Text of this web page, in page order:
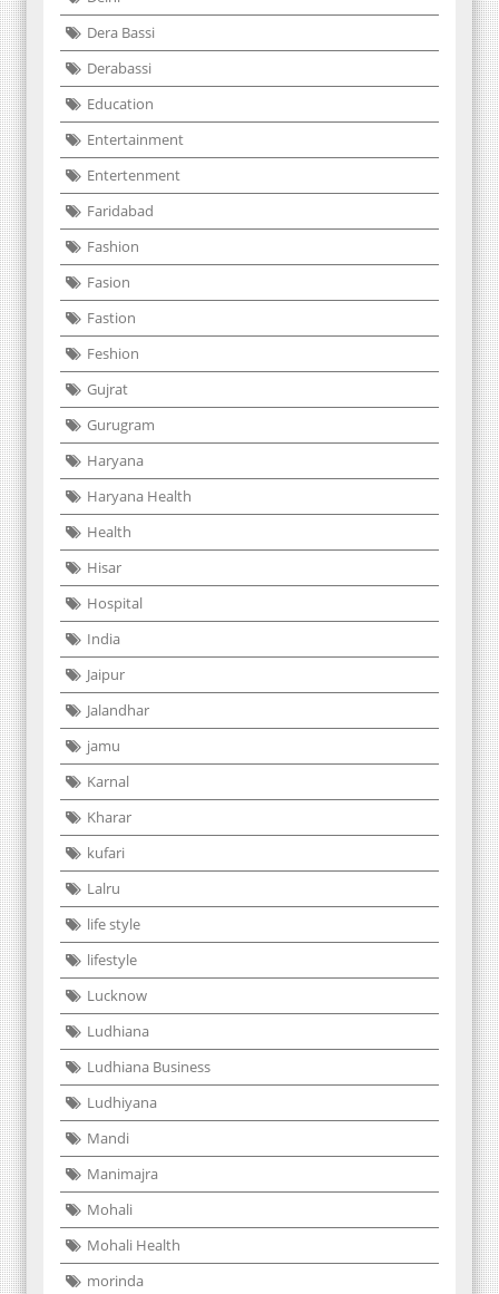
Dera Bassi
Derabassi
Education
Entertainment
Entertenment
Faridabad
Fashion
Fasion
Fastion
Feshion
Gujrat
Gurugram
Haryana
Haryana Health
Health
Hisar
Hospital
India
Jaipur
Jalandhar
jamu
Karnal
Kharar
kufari
Lalru
life style
lifestyle
Lucknow
Ludhiana
Ludhiana Business
Ludhiyana
Mandi
Manimajra
Mohali
Mohali Health
morinda